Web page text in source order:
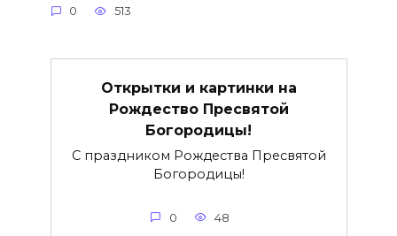
0 513
Открытки и картинки на
Рождество Пресвятой
Богородицы!
С праздником Рождества Пресвятой
Богородицы!
0 48